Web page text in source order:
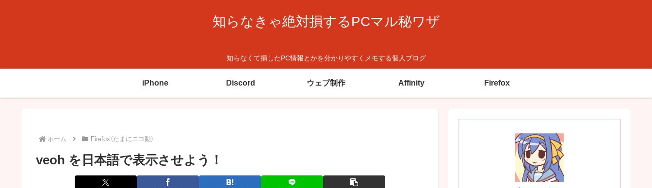
知らなきゃ絶対損するPCマル秘ワザ
知らなくて損したPC情報とかを分かりやすくメモする個人ブログ
iPhone Discord ウェブ制作 Affinity Firefox
ホーム Firefox（たまにニコ動）
veoh を日本語で表示させよう！